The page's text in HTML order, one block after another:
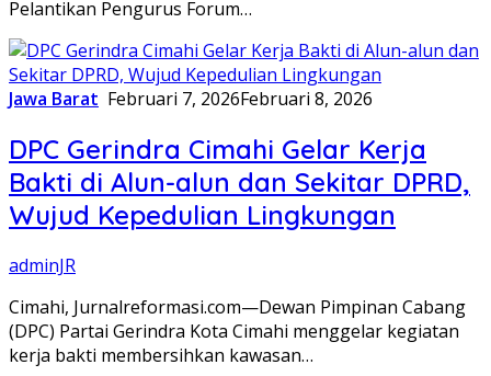
Pelantikan Pengurus Forum…
Jawa Barat Februari 7, 2026Februari 8, 2026
DPC Gerindra Cimahi Gelar Kerja
Bakti di Alun-alun dan Sekitar DPRD,
Wujud Kepedulian Lingkungan
adminJR
Cimahi, Jurnalreformasi.com—Dewan Pimpinan Cabang
(DPC) Partai Gerindra Kota Cimahi menggelar kegiatan
kerja bakti membersihkan kawasan…